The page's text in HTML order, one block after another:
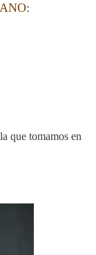
:
que tomamos en